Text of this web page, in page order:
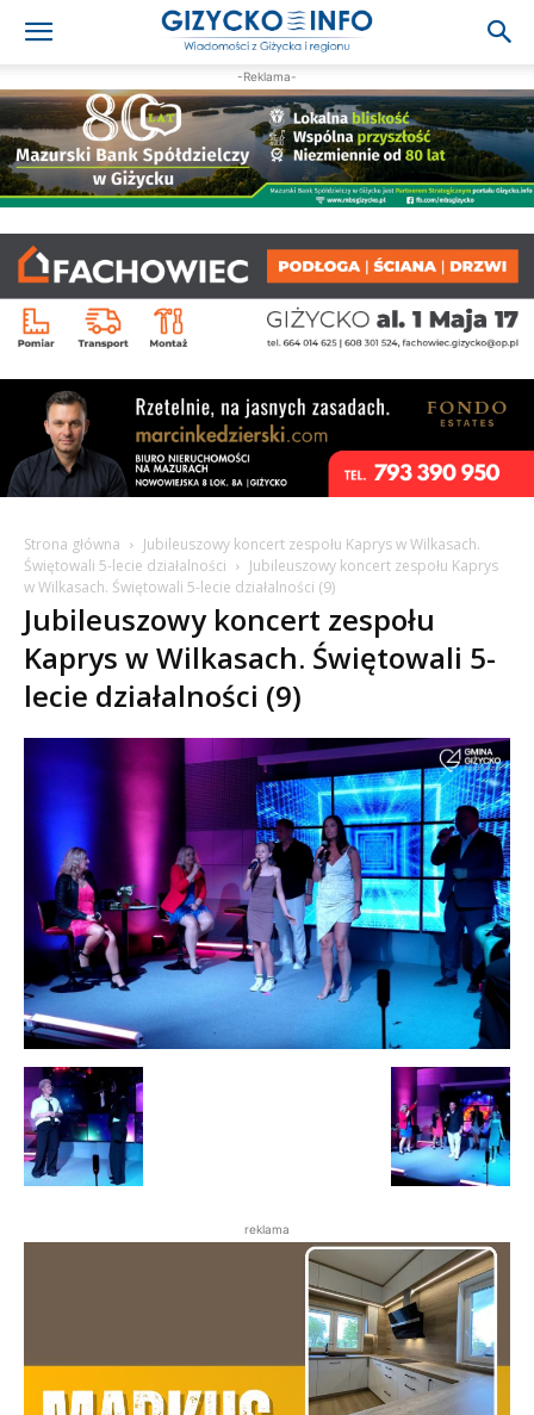
-Reklama-
Strona główna
Jubileuszowy koncert zespołu Kaprys w Wilkasach.
Świętowali 5-lecie działalności
Jubileuszowy koncert zespołu Kaprys
w Wilkasach. Świętowali 5-lecie działalności (9)
Jubileuszowy koncert zespołu
Kaprys w Wilkasach. Świętowali 5-
lecie działalności (9)
reklama